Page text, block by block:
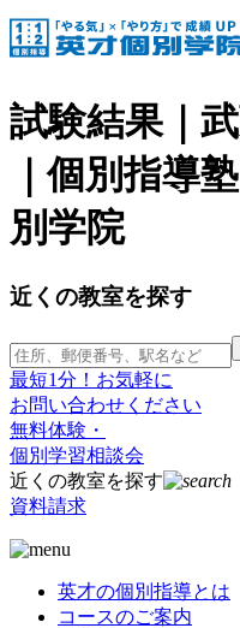
試験結果｜
｜個別指導
別学院
近くの教室を探す
最短1分！お気軽に
お問い合わせください
無料体験・
個別学習相談会
近くの教室を探す
資料請求
英才の個別指導とは
コースのご案内